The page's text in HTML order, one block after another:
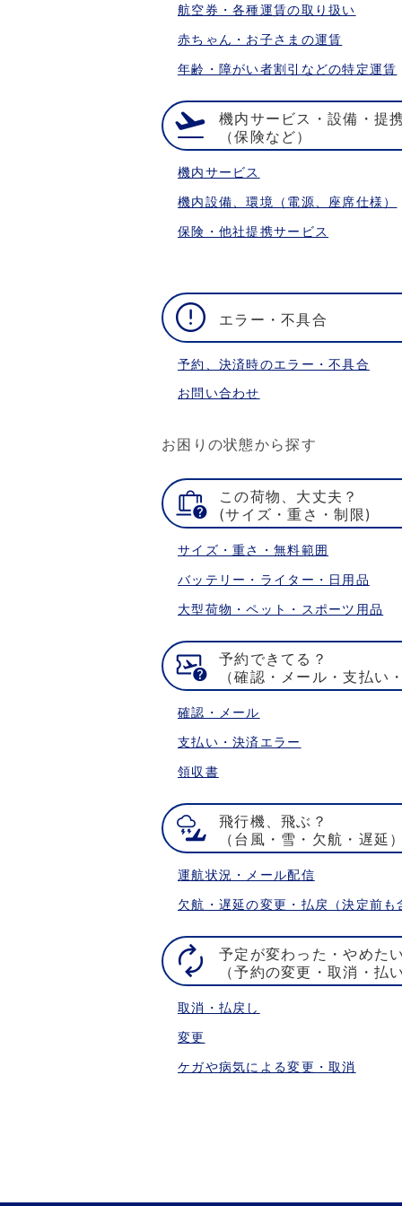
航空券・各種運賃の取り扱い
赤ちゃん・お子さまの運賃
年齢・障がい者割引などの特定運賃
機内サービス・設備・提
（保険など）
機内サービス
機内設備、環境（電源、座席仕様）
保険・他社提携サービス
エラー・不具合
予約、決済時のエラー・不具合
お問い合わせ
お困りの状態から探す
この荷物、大丈夫？
(サイズ・重さ・制限)
サイズ・重さ・無料範囲
バッテリー・ライター・日用品
大型荷物・ペット・スポーツ用品
予約できてる？
（確認・メール・支払い
確認・メール
支払い・決済エラー
領収書
飛行機、飛ぶ？
（台風・雪・欠航・遅延
運航状況・メール配信
欠航・遅延の変更・払戻（決定前も
予定が変わった・やめた
（予約の変更・取消・払
取消・払戻し
変更
ケガや病気による変更・取消